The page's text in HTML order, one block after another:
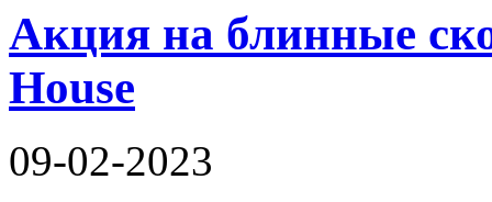
Акция на блинные
House
09-02-2023